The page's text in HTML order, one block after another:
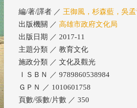
編/著/譯者 ／ 王御風，杉森藍，吳
出版機關 ／ 高雄市政府文化局
出版日期 ／ 2017-11
主題分類 ／ 教育文化
施政分類 ／ 文化及觀光
ＩＳＢＮ ／ 9789860538984
ＧＰＮ ／ 1010601758
頁數/張數/片數 ／ 350